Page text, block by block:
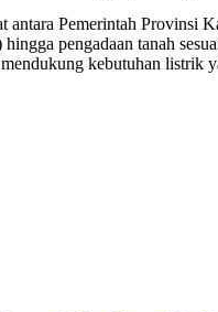
antara Pemerintah Provinsi
pengadaan tanah
kebutuhan